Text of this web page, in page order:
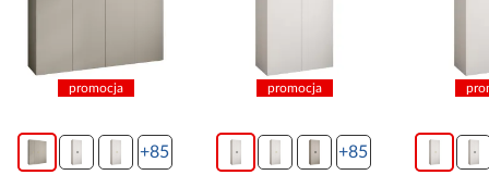
promocja
+85
promocja
+85